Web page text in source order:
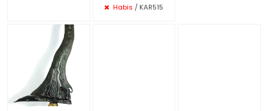
Habis / KAR515